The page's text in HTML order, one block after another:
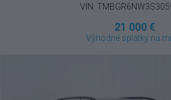
VIN:
21 000 €
Výhodné splátky na